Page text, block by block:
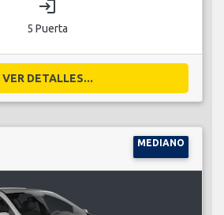
login
5 Puerta
VER DETALLES...
MEDIANO